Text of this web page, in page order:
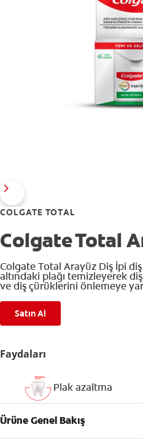
COLGATE TOTAL
Colgate Total
Colgate Total Arayüz Diş İpi
altındaki plağı temizleyerek
ve diş çürüklerini önlemeye
Satın Al
Faydaları
Plak azaltma
Ürüne Genel Bakış